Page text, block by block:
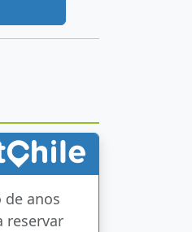
de anos
reservar